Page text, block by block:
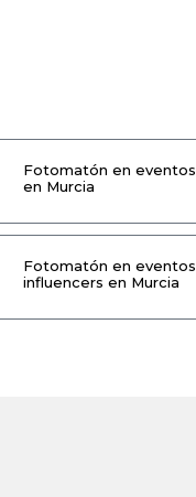
Fotomatón en
en Murcia
Fotomatón en
influencers en Murcia